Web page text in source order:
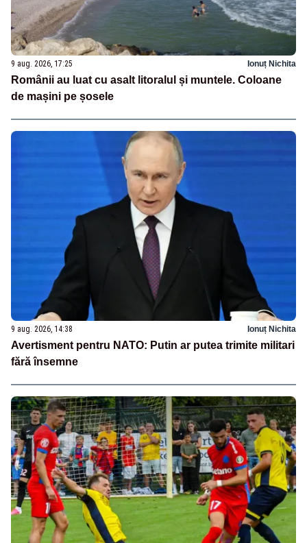
9 aug. 2026, 17:25 Ionuț Nichita
Românii au luat cu asalt litoralul și muntele. Coloane
de mașini pe șosele
9 aug. 2026, 14:38 Ionuț Nichita
Avertisment pentru NATO: Putin ar putea trimite militari
fără însemne